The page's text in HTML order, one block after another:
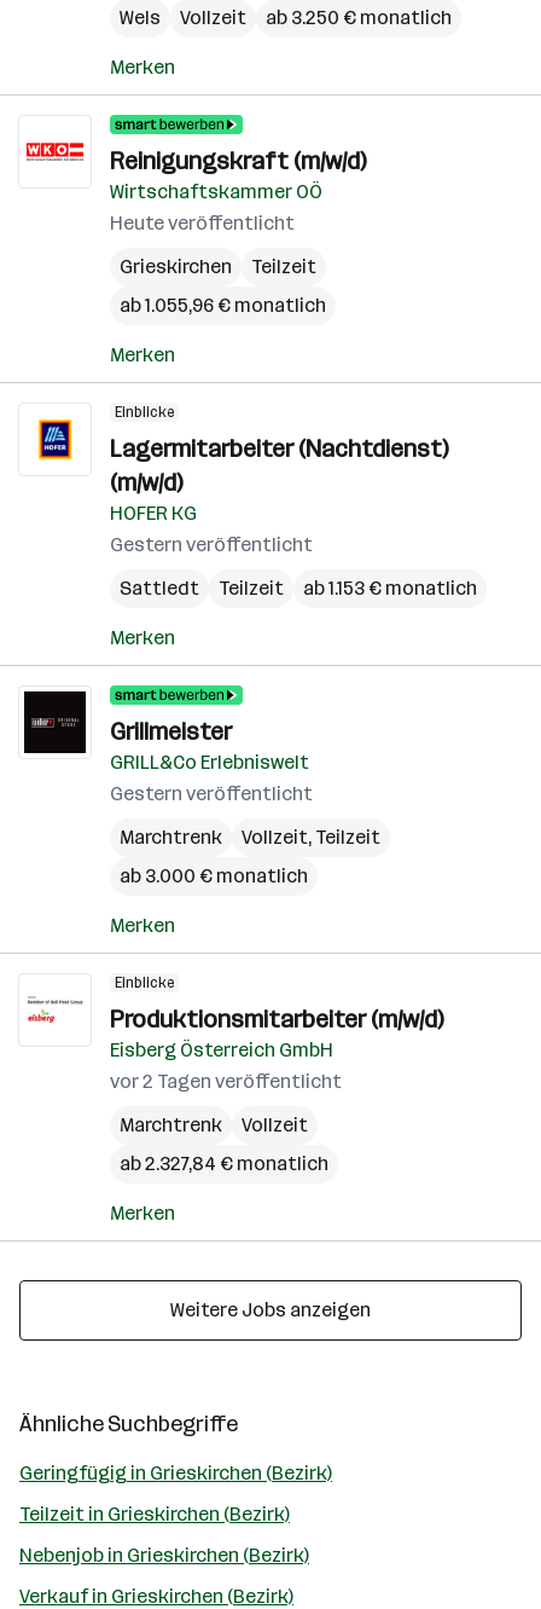
Wels
Vollzeit ab 3.250 € monatlich
Merken
Reinigungskraft (m/w/d)
Wirtschaftskammer OÖ
Heute veröffentlicht
Grieskirchen
Teilzeit
ab 1.055,96 € monatlich
Merken
Einblicke
Lagermitarbeiter (Nachtdienst)
(m/w/d)
HOFER KG
Gestern veröffentlicht
Sattledt
Teilzeit ab 1.153 € monatlich
Merken
Grillmeister
GRILL&Co Erlebniswelt
Gestern veröffentlicht
Marchtrenk
Vollzeit, Teilzeit
ab 3.000 € monatlich
Merken
Einblicke
Produktionsmitarbeiter (m/w/d)
Eisberg Österreich GmbH
vor 2 Tagen veröffentlicht
Marchtrenk
Vollzeit
ab 2.327,84 € monatlich
Merken
Weitere Jobs anzeigen
Ähnliche Suchbegriffe
Geringfügig in Grieskirchen (Bezirk)
Teilzeit in Grieskirchen (Bezirk)
Nebenjob in Grieskirchen (Bezirk)
Verkauf in Grieskirchen (Bezirk)